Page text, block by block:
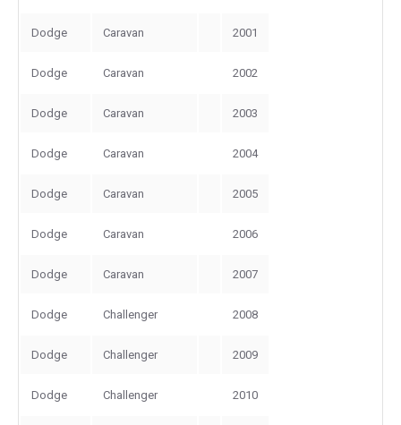
Dodge Caravan 2001
Dodge Caravan 2002
Dodge Caravan 2003
Dodge Caravan 2004
Dodge Caravan 2005
Dodge Caravan 2006
Dodge Caravan 2007
Dodge Challenger 2008
Dodge Challenger 2009
Dodge Challenger 2010